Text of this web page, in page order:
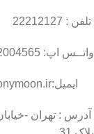
تلفن : 22212127
واتــس اپ: 09102004565
ایمیل:info@honymoon.ir